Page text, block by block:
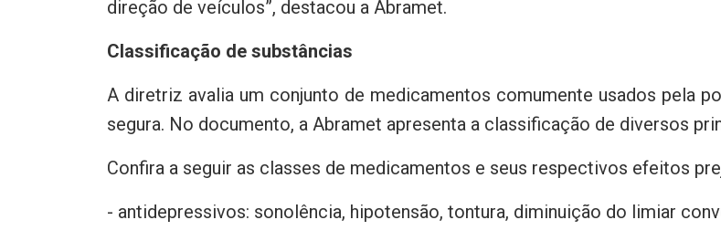
direção de veículos”, destacou a Abramet.
Classificação de substâncias
A diretriz avalia um conjunto de medicamentos comumente usados pela
segura. No documento, a Abramet apresenta a classificação de diversos
Confira a seguir as classes de medicamentos e seus respectivos efeitos
- antidepressivos: sonolência, hipotensão, tontura, diminuição do limiar